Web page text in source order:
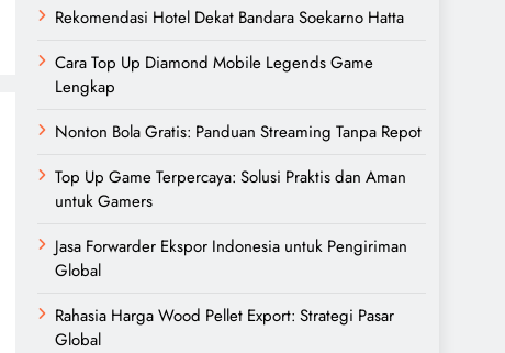
Rekomendasi Hotel Dekat Bandara Soekarno Hatta
Cara Top Up Diamond Mobile Legends Game
Lengkap
Nonton Bola Gratis: Panduan Streaming Tanpa Repot
Top Up Game Terpercaya: Solusi Praktis dan Aman
untuk Gamers
Jasa Forwarder Ekspor Indonesia untuk Pengiriman
Global
Rahasia Harga Wood Pellet Export: Strategi Pasar
Global